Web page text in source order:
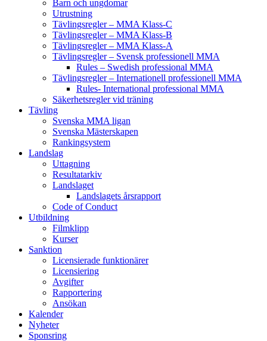
Barn och ungdomar
Utrustning
Tävlingsregler – MMA Klass-C
Tävlingsregler – MMA Klass-B
Tävlingsregler – MMA Klass-A
Tävlingsregler – Svensk professionell MMA
Rules – Swedish professional MMA
Tävlingsregler – Internationell professionell MMA
Rules- International professional MMA
Säkerhetsregler vid träning
Tävling
Svenska MMA ligan
Svenska Mästerskapen
Rankingsystem
Landslag
Uttagning
Resultatarkiv
Landslaget
Landslagets årsrapport
Code of Conduct
Utbildning
Filmklipp
Kurser
Sanktion
Licensierade funktionärer
Licensiering
Avgifter
Rapportering
Ansökan
Kalender
Nyheter
Sponsring